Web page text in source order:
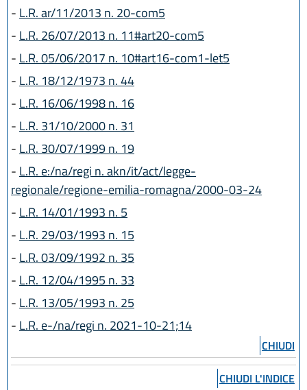
- L.R. ar/11/2013 n. 20-com5
- L.R. 26/07/2013 n. 11#art20-com5
- L.R. 05/06/2017 n. 10#art16-com1-let5
- L.R. 18/12/1973 n. 44
- L.R. 16/06/1998 n. 16
- L.R. 31/10/2000 n. 31
- L.R. 30/07/1999 n. 19
- L.R. e:/na/regi n. akn/it/act/legge-
regionale/regione-emilia-romagna/2000-03-24
- L.R. 14/01/1993 n. 5
- L.R. 29/03/1993 n. 15
- L.R. 03/09/1992 n. 35
- L.R. 12/04/1995 n. 33
- L.R. 13/05/1993 n. 25
- L.R. e-/na/regi n. 2021-10-21;14
CHIUDI
CHIUDI L'INDICE